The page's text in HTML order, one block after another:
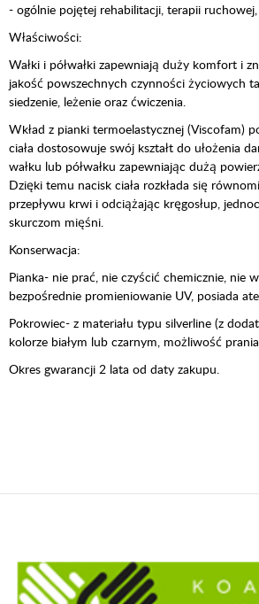
- ogólnie pojętej rehabilitacji, terapii
Właściwości:
Wałki i półwałki zapewniają duży komfort i
jakość powszechnych czynności życiowych
siedzenie, leżenie oraz ćwiczenia.
Wkład z pianki termoelastycznej (Viscofam)
ciała dostosowuje swój kształt do ułożenia
wałku lub półwałku zapewniając dużą
Dzięki temu nacisk ciała rozkłada się
przepływu krwi i odciążając kręgosłup,
skurczom mięśni.
Konserwacja:
Pianka- nie prać, nie czyścić chemicznie, nie
bezpośrednie promieniowanie UV, posiada
Pokrowiec- z materiału typu silverline (z
kolorze białym lub czarnym, możliwość
Okres gwarancji 2 lata od daty zakupu.